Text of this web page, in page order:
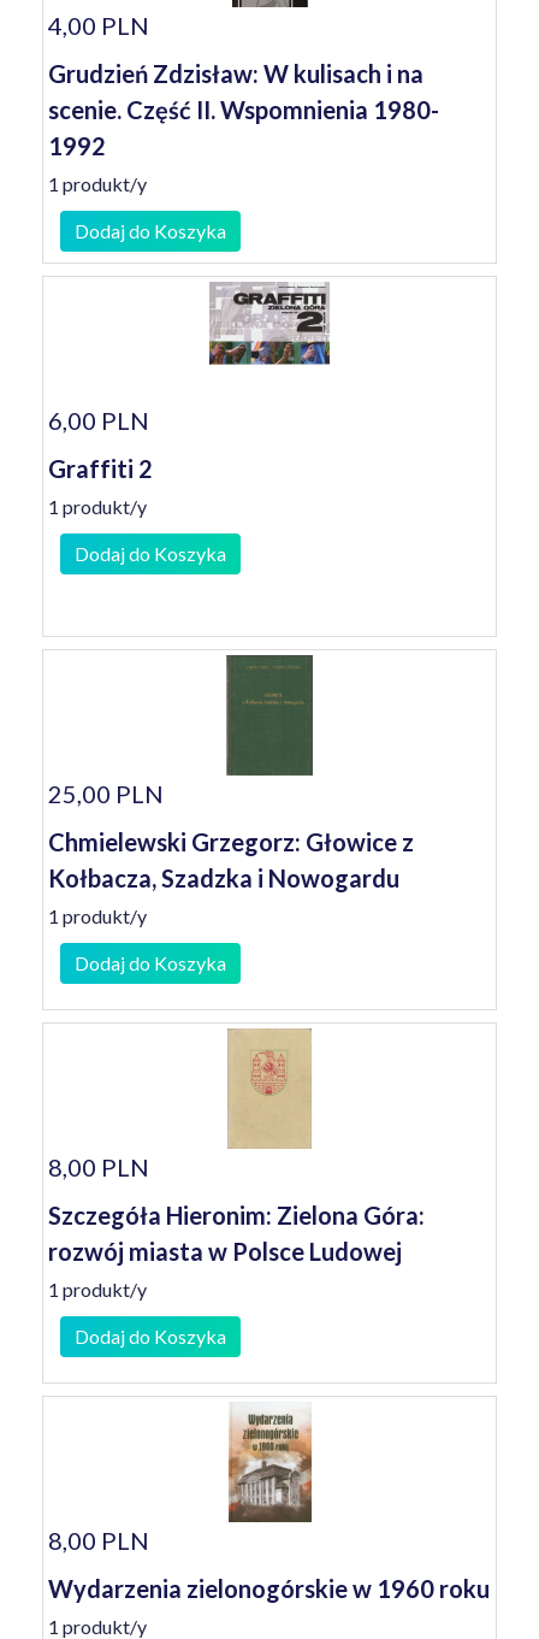
4,00 PLN
Grudzień Zdzisław: W kulisach i na
scenie. Część II. Wspomnienia 1980-
1992
1 produkt/y
Dodaj do Koszyka
6,00 PLN
Graffiti 2
1 produkt/y
Dodaj do Koszyka
25,00 PLN
Chmielewski Grzegorz: Głowice z
Kołbacza, Szadzka i Nowogardu
1 produkt/y
Dodaj do Koszyka
8,00 PLN
Szczegóła Hieronim: Zielona Góra:
rozwój miasta w Polsce Ludowej
1 produkt/y
Dodaj do Koszyka
8,00 PLN
Wydarzenia zielonogórskie w 1960 roku
1 produkt/y